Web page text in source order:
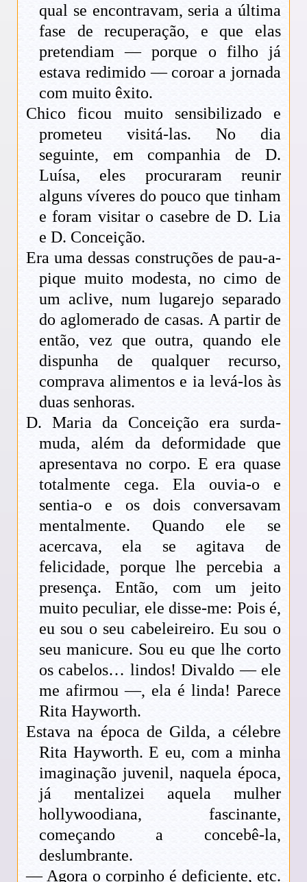
qual se encontravam, seria a última
fase de recuperação, e que elas
pretendiam — porque o filho já
estava redimido — coroar a jornada
com muito êxito.
Chico ficou muito sensibilizado e
prometeu visitá-las. No dia
seguinte, em companhia de D.
Luísa, eles procuraram reunir
alguns víveres do pouco que tinham
e foram visitar o casebre de D. Lia
e D. Conceição.
Era uma dessas construções de pau-a-
pique muito modesta, no cimo de
um aclive, num lugarejo separado
do aglomerado de casas. A partir de
então, vez que outra, quando ele
dispunha de qualquer recurso,
comprava alimentos e ia levá-los às
duas senhoras.
D. Maria da Conceição era surda-
muda, além da deformidade que
apresentava no corpo. E era quase
totalmente cega. Ela ouvia-o e
sentia-o e os dois conversavam
mentalmente. Quando ele se
acercava, ela se agitava de
felicidade, porque lhe percebia a
presença. Então, com um jeito
muito peculiar, ele disse-me: Pois é,
eu sou o seu cabeleireiro. Eu sou o
seu manicure. Sou eu que lhe corto
os cabelos… lindos! Divaldo — ele
me afirmou —, ela é linda! Parece
Rita Hayworth.
Estava na época de Gilda, a célebre
Rita Hayworth. E eu, com a minha
imaginação juvenil, naquela época,
já mentalizei aquela mulher
hollywoodiana, fascinante,
começando a concebê-la,
deslumbrante.
— Agora o corpinho é deficiente, etc.